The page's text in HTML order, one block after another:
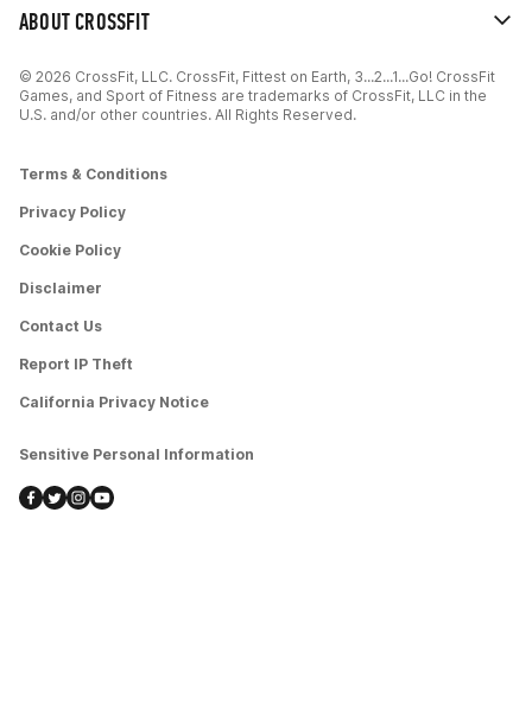
ABOUT CROSSFIT
© 2026 CrossFit, LLC. CrossFit, Fittest on Earth, 3...2...1...Go! CrossFit
Games, and Sport of Fitness are trademarks of CrossFit, LLC in the
U.S. and/or other countries. All Rights Reserved.
Terms & Conditions
Privacy Policy
Cookie Policy
Disclaimer
Contact Us
Report IP Theft
California Privacy Notice
Sensitive Personal Information